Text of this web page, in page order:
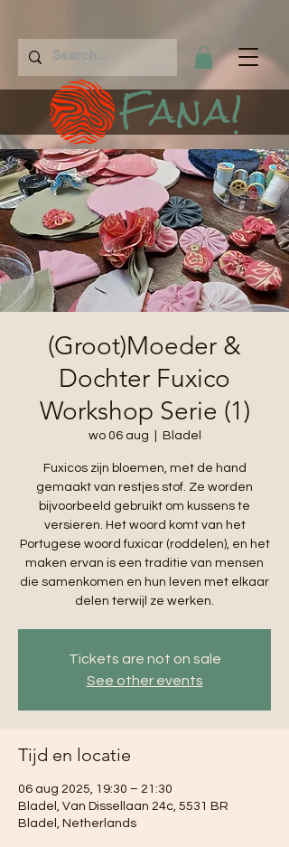
Fana!
(Groot)Moeder &
Dochter Fuxico
Workshop Serie (1)
wo 06 aug Bladel
Fuxicos zijn bloemen, met de hand
gemaakt van restjes stof. Ze worden
bijvoorbeeld gebruikt om kussens te
versieren. Het woord komt van het
Portugese woord fuxicar (roddelen), en het
maken ervan is een traditie van mensen
die samenkomen en hun leven met elkaar
delen terwijl ze werken.
Tickets are not on sale
See other events
Tijd en locatie
06 aug 2025, 19:30 – 21:30
Bladel, Van Dissellaan 24c, 5531 BR
Bladel, Netherlands